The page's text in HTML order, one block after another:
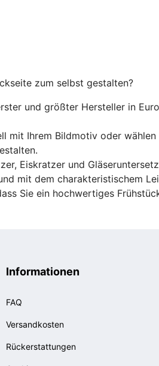
zum selbst gestalten?
und größter Hersteller in
mit Ihrem Bildmotiv oder wählen
Eiskratzer und
mit dem charakteristischem
Sie ein hochwertiges
Informationen
FAQ
Versandkosten
Rückerstattungen